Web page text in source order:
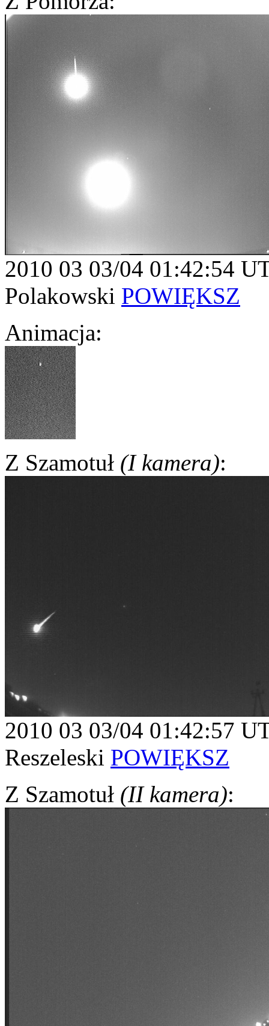
2010 03 03/04 01:42:54
Polakowski POWIĘKSZ
Animacja:
Z Szamotuł (I kamera):
2010 03 03/04 01:42:57
Reszeleski POWIĘKSZ
Z Szamotuł (II kamera):